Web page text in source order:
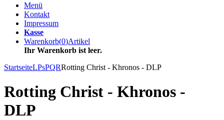
Menü
Kontakt
Impressum
Kasse
Warenkorb(0)Artikel
Ihr Warenkorb ist leer.
StartseiteLPsPQRRotting Christ - Khronos - DLP
Rotting Christ - Khronos -
DLP